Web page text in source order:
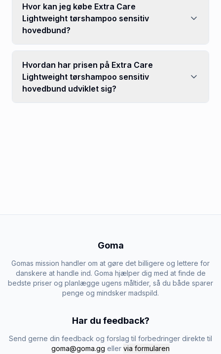
Hvor kan jeg købe Extra Care
Lightweight tørshampoo sensitiv
hovedbund?
Hvordan har prisen på Extra Care
Lightweight tørshampoo sensitiv
hovedbund udviklet sig?
Goma
Gomas mission handler om at gøre det billigere og lettere for
danskere at handle ind. Goma hjælper dig med at finde de
bedste priser og planlægge ugens måltider, så du både sparer
penge og mindsker madspild.
Har du feedback?
Send gerne din feedback og forslag til forbedringer direkte til
goma@goma.gg eller via formularen